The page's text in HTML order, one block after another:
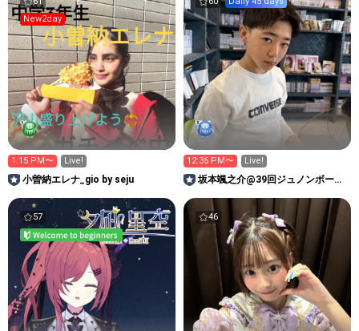
New2day
1:15 PM〜 Live!
小曽納エレナ_gio by seju
12:36 PM〜 Live!
坂本颯之介@39回ジュノンボーイ
57 46